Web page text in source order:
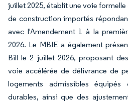
juillet 2025, établit une voie
de construction importés
avec l'Amendement 1 à la
2026. Le MBIE a également
Bill le 2 juillet 2026, proposant
voie accélérée de délivrance de
logements admissibles
durables, ainsi que des